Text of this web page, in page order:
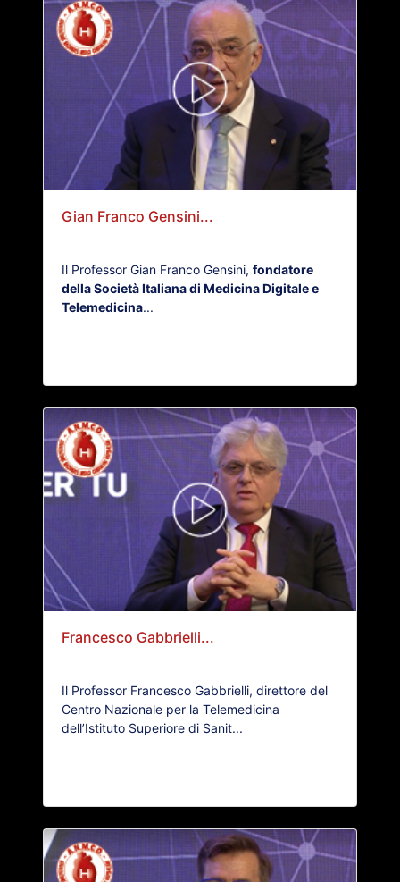
Gian Franco Gensini...
Il Professor Gian Franco Gensini, fondatore
della Società Italiana di Medicina Digitale e
Telemedicina...
Francesco Gabbrielli...
Il Professor Francesco Gabbrielli, direttore del
Centro Nazionale per la Telemedicina
dell’Istituto Superiore di Sanit...